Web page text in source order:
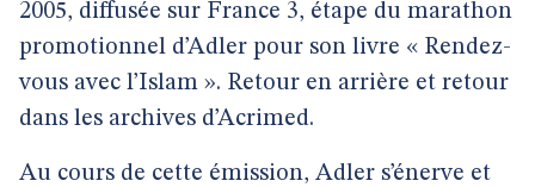
2005, diffusée sur France 3, étape du marathon
promotionnel d’Adler pour son livre « Rendez-
vous avec l’Islam ». Retour en arrière et retour
dans les archives d’Acrimed.
Au cours de cette émission, Adler s’énerve et